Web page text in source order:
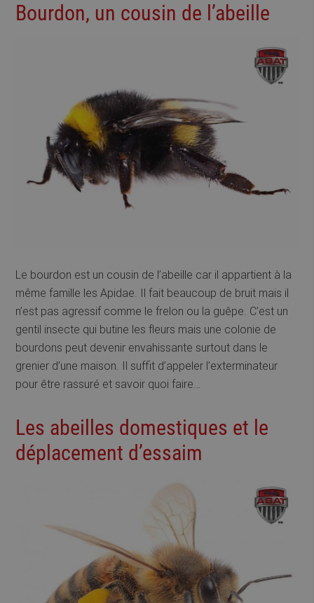
Bourdon, un cousin de l’abeille
Le bourdon est un cousin de l’abeille car il appartient à la
même famille les Apidae. Il fait beaucoup de bruit mais il
n’est pas agressif comme le frelon ou la guêpe. C’est un
gentil insecte qui butine les fleurs mais une colonie de
bourdons peut devenir envahissante surtout dans le
grenier d’une maison. Il suffit d’appeler l’exterminateur
pour être rassuré et savoir quoi faire…
Les abeilles domestiques et le
déplacement d’essaim